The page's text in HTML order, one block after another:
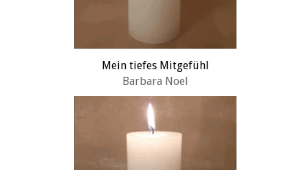
Mein tiefes Mitgefühl
Barbara Noel